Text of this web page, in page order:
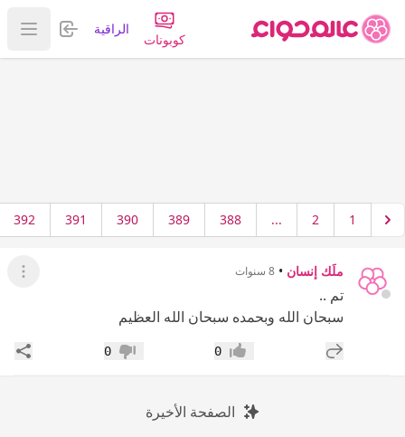
كوبونات
الراقية تسجيل
عرض
1
2
...
388
389
390
391
392
ملَك إنسان • 8 سنوات عرض
تم ..
سبحان الله وبحمده سبحان الله العظيم
إضافة رد جديد إعجاب0 عدم إعجاب
0
الصفحة الأخيرة